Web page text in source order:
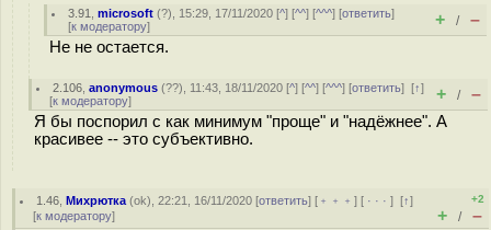
3.91 ,microsoft (?), 15:29, 17/11/2020 [^] [^^] [^^^] [ответить]
[к модератору] + / –
Не не остается.
2.106 ,anonymous (??), 11:43, 18/11/2020 [^] [^^] [^^^] [ответить][↑]
[к модератору] + / –
Я бы поспорил с как минимум "проще" и "надёжнее". А
красивее -- это субъективно.
1.46 ,Михрютка (ok), 22:21, 16/11/2020 [ответить] [ ﹢﹢﹢] [ · · ·][↑]
[к модератору]
+2
+ / –